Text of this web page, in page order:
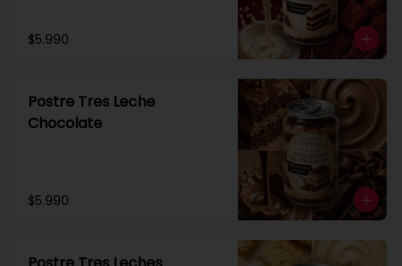
$5.990
Postre Tres Leche
Chocolate
$5.990